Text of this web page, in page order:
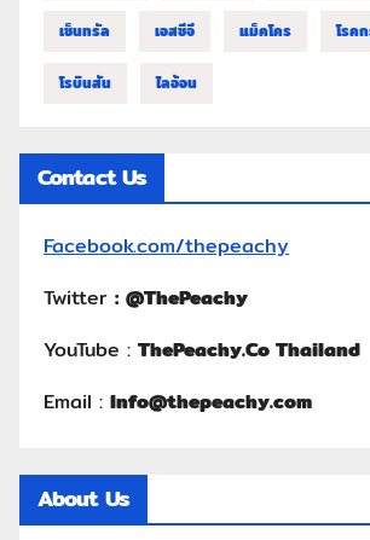
เซ็นทรัล เอสซีจี แม็คโคร โรค
โรบินสัน ไลอ้อน
Contact Us
Facebook.com/thepeachy
Twitter : @ThePeachy
YouTube : ThePeachy.Co Thailand
Email : Info@thepeachy.com
About Us